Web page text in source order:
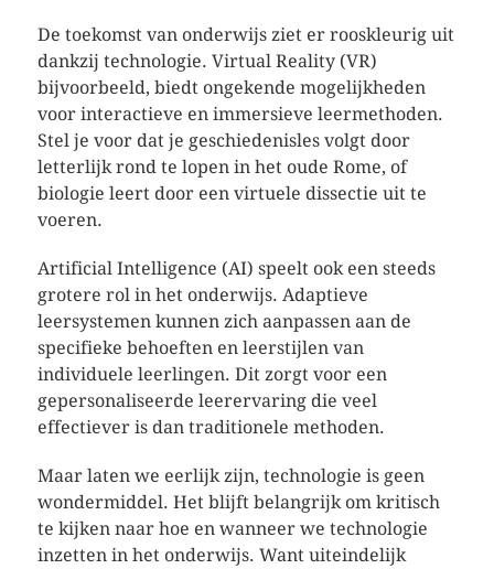
De toekomst van onderwijs ziet er rooskleurig uit
dankzij technologie. Virtual Reality (VR)
bijvoorbeeld, biedt ongekende mogelijkheden
voor interactieve en immersieve leermethoden.
Stel je voor dat je geschiedenisles volgt door
letterlijk rond te lopen in het oude Rome, of
biologie leert door een virtuele dissectie uit te
voeren.
Artificial Intelligence (AI) speelt ook een steeds
grotere rol in het onderwijs. Adaptieve
leersystemen kunnen zich aanpassen aan de
specifieke behoeften en leerstijlen van
individuele leerlingen. Dit zorgt voor een
gepersonaliseerde leerervaring die veel
effectiever is dan traditionele methoden.
Maar laten we eerlijk zijn, technologie is geen
wondermiddel. Het blijft belangrijk om kritisch
te kijken naar hoe en wanneer we technologie
inzetten in het onderwijs. Want uiteindelijk